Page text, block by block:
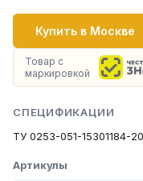
Купить в Москве
Товар с
маркировкой
СПЕЦИФИКАЦИИ
ТУ 0253-051-15301184-
Артикулы